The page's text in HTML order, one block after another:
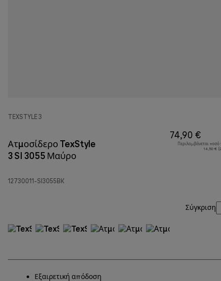
TEXSTYLE 3
Ατμοσίδερο TexStyle
3 SI 3055 Μαύρο
12730011-SI3055BK
74,90 €
Περιλαμβάνεται
14,50 €
Σύγκριση
Εξαιρετική απόδοση